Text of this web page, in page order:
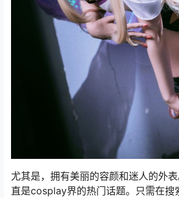
尤其是，拥有美丽的容颜和迷人的外
直是cosplay界的热门话题。只需在搜